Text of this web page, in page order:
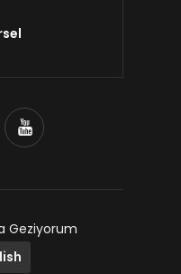
Geziyorum